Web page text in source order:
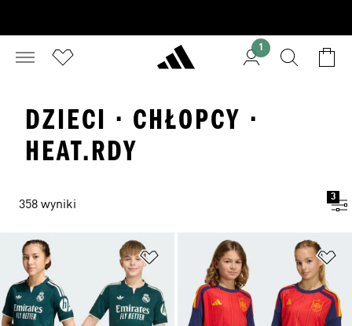
1
DZIECI · CHŁOPCY ·
HEAT.RDY
358 wyniki
3
Dodaj do listy życzeń